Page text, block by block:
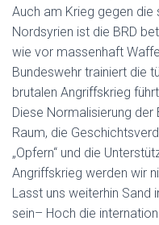
Auch am Krieg gegen
Nordsyrien ist die BRD
wie vor massenhaft
Bundeswehr trainiert die
brutalen Angriffskrieg
Diese Normalisierung
Raum, die
„Opfern“ und die
Angriffskrieg werden wir
Lasst uns weiterhin Sand
sein– Hoch die